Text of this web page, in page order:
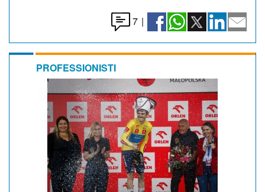
7 |
PROFESSIONISTI